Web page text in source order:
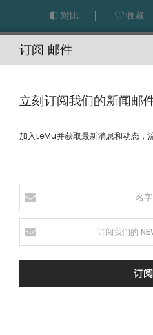
对比 收藏
订阅 邮件
立刻订阅我们的新闻邮
加入LeMu并获取最新消息和动态，
订阅